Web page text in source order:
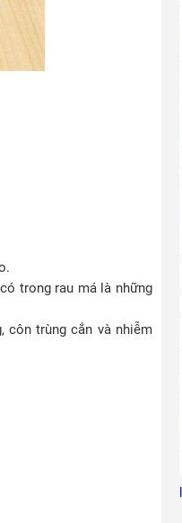
trong rau má là những
côn trùng cắn và nhiễm